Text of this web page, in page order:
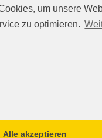
um unsere
zu optimieren.
Alle akzeptieren
Blick
Köln
Köln